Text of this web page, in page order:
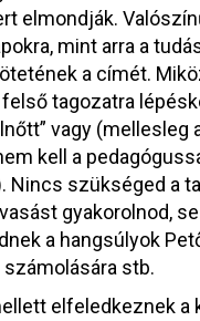
elmondják.
mint arra a
a címét.
tagozatra
vagy
kell a
Nincs szükséged a
gyakorolnod,
a hangsúlyok
stb.
elfeledkeznek a